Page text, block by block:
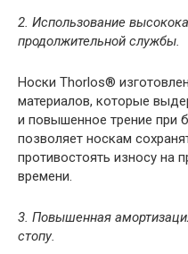
2. Использование
продолжительной службы.
Носки Thorlos®
материалов, которые
и повышенное трение при
позволяет носкам
противостоять износу на
времени.
3. Повышенная
стопу.